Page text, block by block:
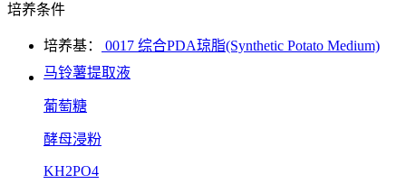
培养条件
培养基：
0017 综合PDA琼脂(Synthetic Potato Medium)
马铃薯提取液
葡萄糖
酵母浸粉
KH2PO4